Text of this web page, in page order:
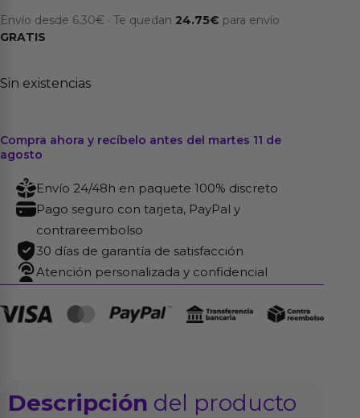
Envío desde 6.30€ · Te quedan 24.75€ para envío
GRATIS
Sin existencias
Compra ahora y recíbelo antes del martes 11 de
agosto
Envío 24/48h en paquete 100% discreto
Pago seguro con tarjeta, PayPal y
contrareembolso
30 días de garantía de satisfacción
Atención personalizada y confidencial
Descripción del producto